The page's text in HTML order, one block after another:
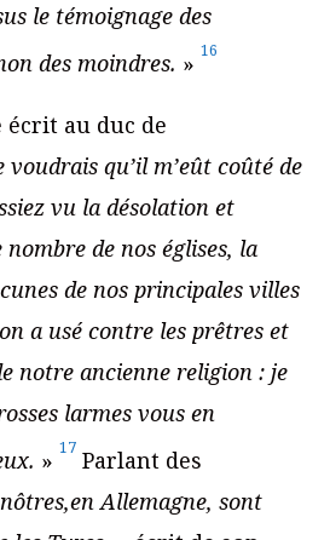
le témoignage des
des moindres. » 16
écrit au duc de
voudrais qu’il m’eût coûté de
vu la désolation et
de nos églises, la
de nos principales villes
a usé contre les prêtres et
notre ancienne religion : je
larmes vous en
» 17 Parlant des
en Allemagne, sont